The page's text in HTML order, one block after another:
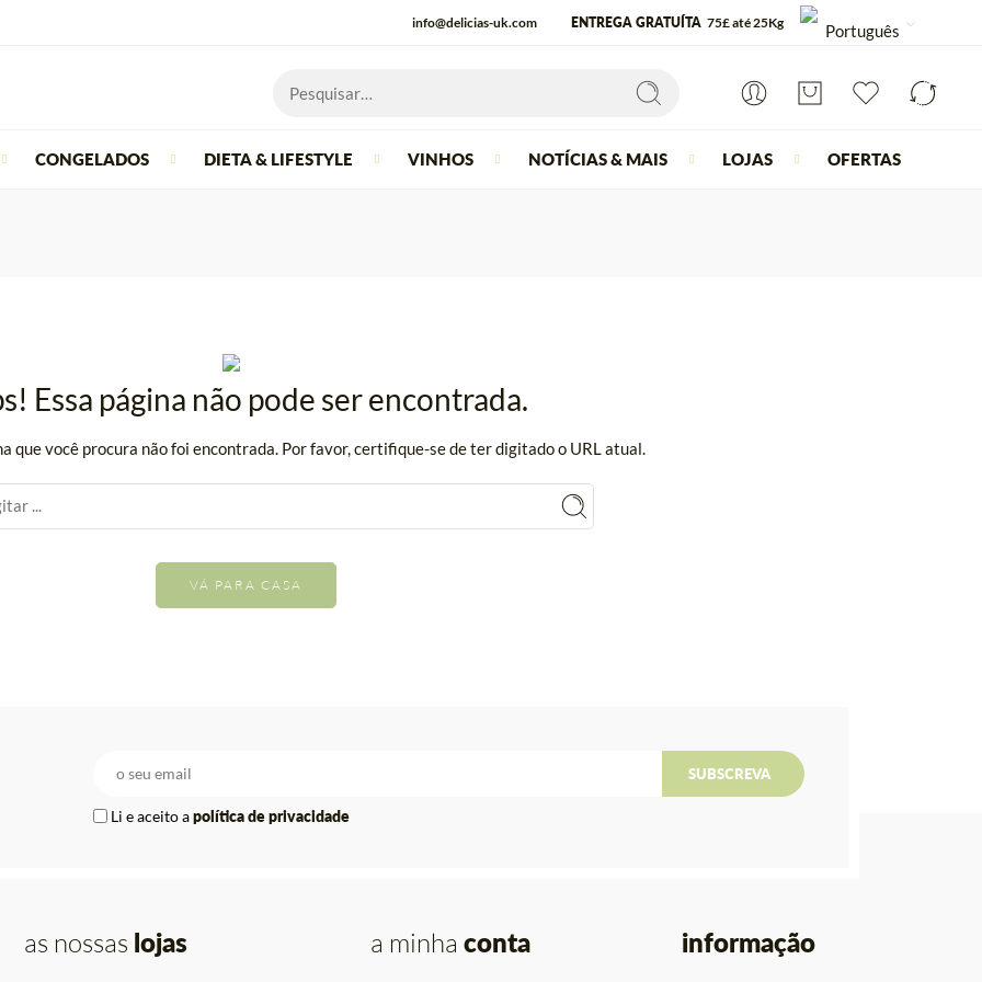
info@delicias-uk.com ENTREGA GRATUÍTA 75£ até 25Kg Português
CONGELADOS DIETA & LIFESTYLE VINHOS NOTÍCIAS & MAIS LOJAS OFERTAS
Essa página não pode ser encontrada.
que você procura não foi encontrada. Por favor, certifique-se de ter digitado o URL atual.
VÁ PARA CASA
Li e aceito apolítica de privacidade
SUBSCREVA
as nossas lojas a minhaconta informação